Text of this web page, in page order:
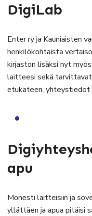
DigiLab
Enter ry ja Kauniaisten
henkilökohtaista
kirjaston lisäksi nyt myös
laitteesi sekä tarvittavat
etukäteen, yhteystiedot
apu
Monesti laitteisiin ja
yllättäen ja apua pitäisi